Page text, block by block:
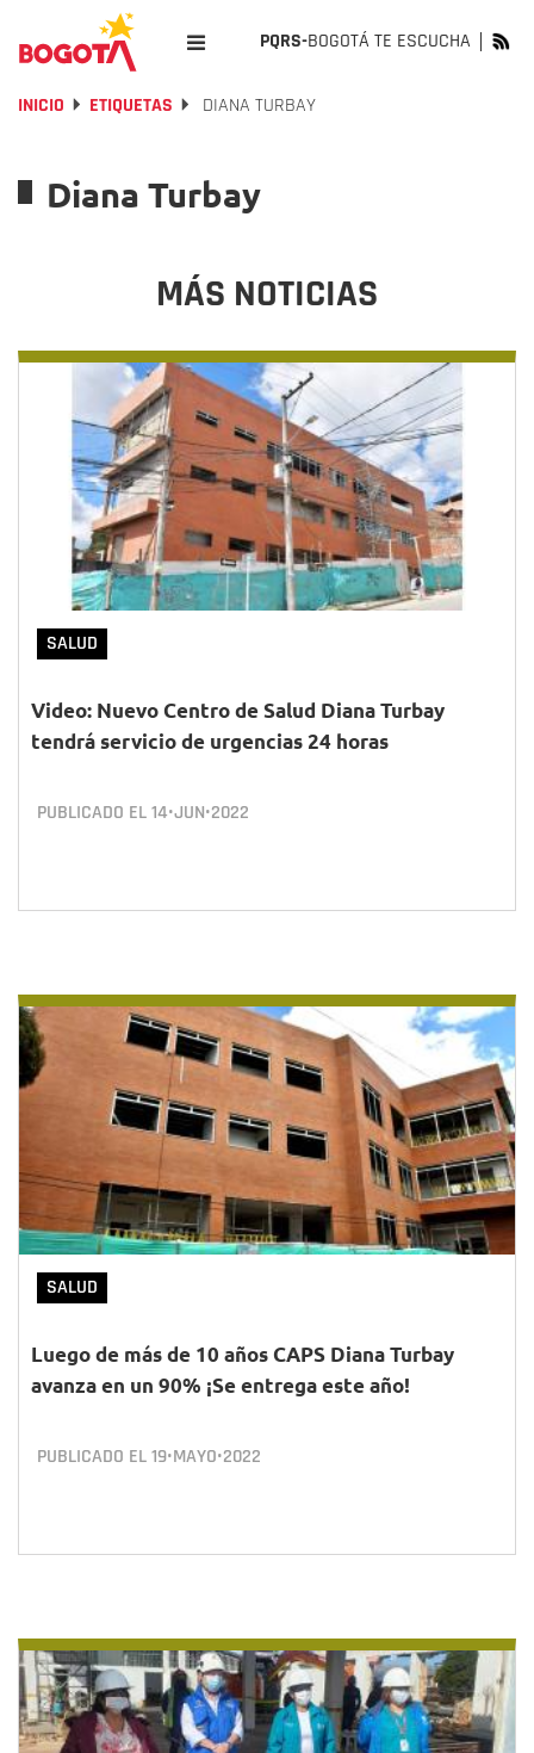
PQRS-BOGOTÁ TE ESCUCHA
INICIO ETIQUETAS DIANA TURBAY
Diana Turbay
MÁS NOTICIAS
SALUD
Video: Nuevo Centro de Salud Diana Turbay
tendrá servicio de urgencias 24 horas
PUBLICADO EL14•JUN•2022
SALUD
Luego de más de 10 años CAPS Diana Turbay
avanza en un 90% ¡Se entrega este año!
PUBLICADO EL19•MAYO•2022